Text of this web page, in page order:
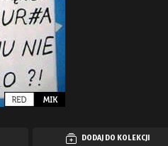
DODAJ DO KOLEKCJI